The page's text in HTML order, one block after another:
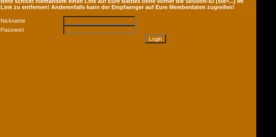
Link zu entfernen! Anderenfalls kann der Empfaenger auf Eure Memberdaten zugreifen!
Nickname
Passwort